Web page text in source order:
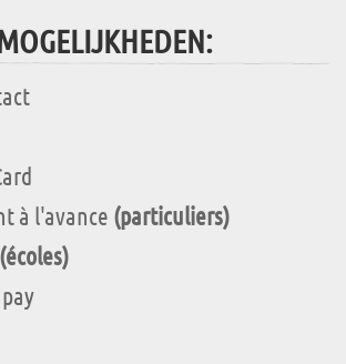
à l'avance (particuliers)
(écoles)